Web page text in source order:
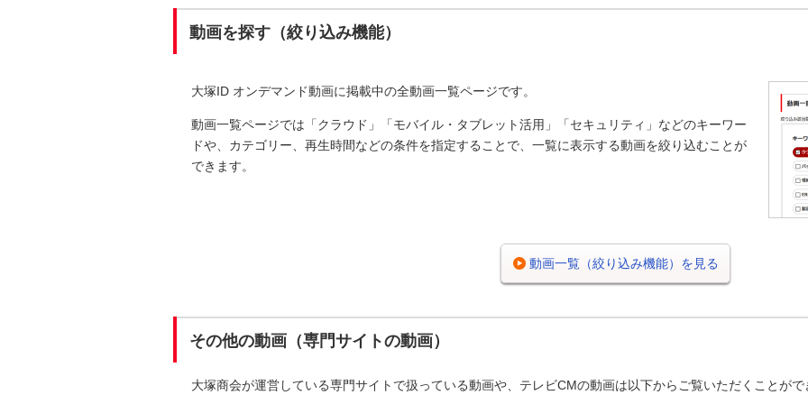
動画を探す（絞り込み機能）
大塚ID オンデマンド動画に掲載中の全動画一覧ページです。
動画一覧ページでは「クラウド」「モバイル・タブレット活用」「セキュリティ」などのキーワー
ドや、カテゴリー、再生時間などの条件を指定することで、一覧に表示する動画を絞り込むことが
できます。
動画一覧（絞り込み機能）を見る
その他の動画（専門サイトの動画）
大塚商会が運営している専門サイトで扱っている動画や、テレビCMの動画は以下からご覧いただくことがで